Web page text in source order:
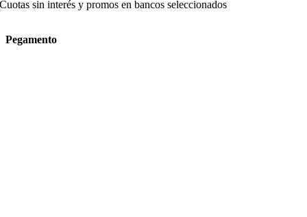
Cuotas sin interés y promos en bancos seleccionados
Pegamento